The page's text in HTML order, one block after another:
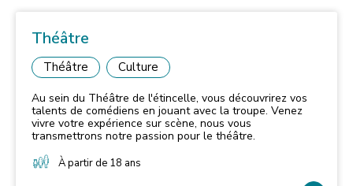
Théâtre
Théâtre Culture
Au sein du Théâtre de l'étincelle, vous découvrirez vos
talents de comédiens en jouant avec la troupe. Venez
vivre votre expérience sur scène, nous vous
transmettrons notre passion pour le théâtre.
À partir de 18 ans